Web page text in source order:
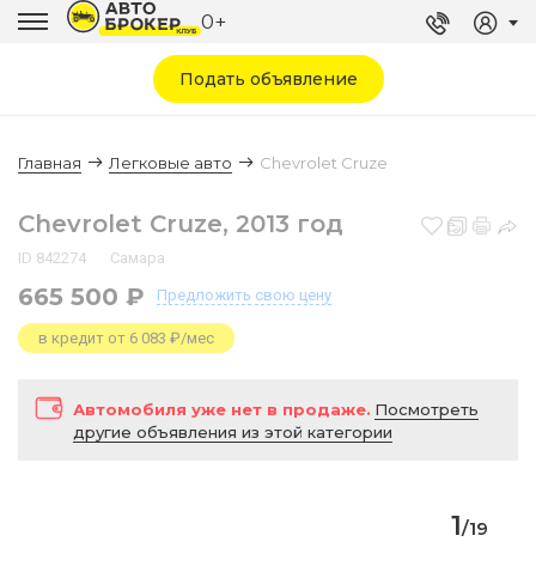
0+
Подать объявление
Главная Легковые авто Chevrolet Cruze
Chevrolet Cruze, 2013 год
ID 842274 Самара
665 500 ₽ Предложить свою цену
в кредит от 6 083 ₽/мес
Автомобиля уже нет в продаже. Посмотреть
другие объявления из этой категории
1/19